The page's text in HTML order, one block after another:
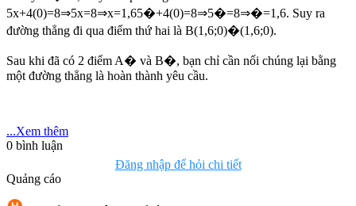
5x+4(0)=8⇒5x=8⇒x=1,65�+4(0)=8⇒5�=8⇒�=1,6. Suy ra
đường thẳng đi qua điểm thứ hai là B(1,6;0)�(1,6;0).
Sau khi đã có 2 điểm A� và B�, bạn chỉ cần nối chúng lại bằng
một đường thẳng là hoàn thành yêu cầu.
...Xem thêm
0 bình luận
Đăng nhập để hỏi chi tiết
Quảng cáo